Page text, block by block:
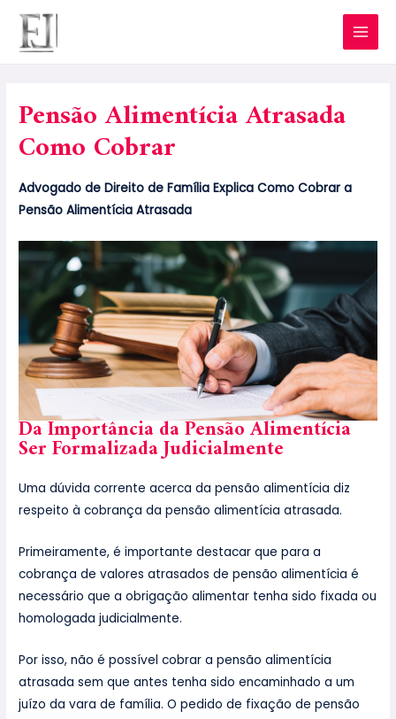
Pensão Alimentícia Atrasada
Como Cobrar
Advogado de Direito de Família Explica Como Cobrar a
Pensão Alimentícia Atrasada
Da Importância da Pensão Alimentícia
Ser Formalizada Judicialmente
Uma dúvida corrente acerca da pensão alimentícia diz
respeito à cobrança da pensão alimentícia atrasada.
Primeiramente, é importante destacar que para a
cobrança de valores atrasados de pensão alimentícia é
necessário que a obrigação alimentar tenha sido fixada ou
homologada judicialmente.
Por isso, não é possível cobrar a pensão alimentícia
atrasada sem que antes tenha sido encaminhado a um
juízo da vara de família. O pedido de fixação de pensão